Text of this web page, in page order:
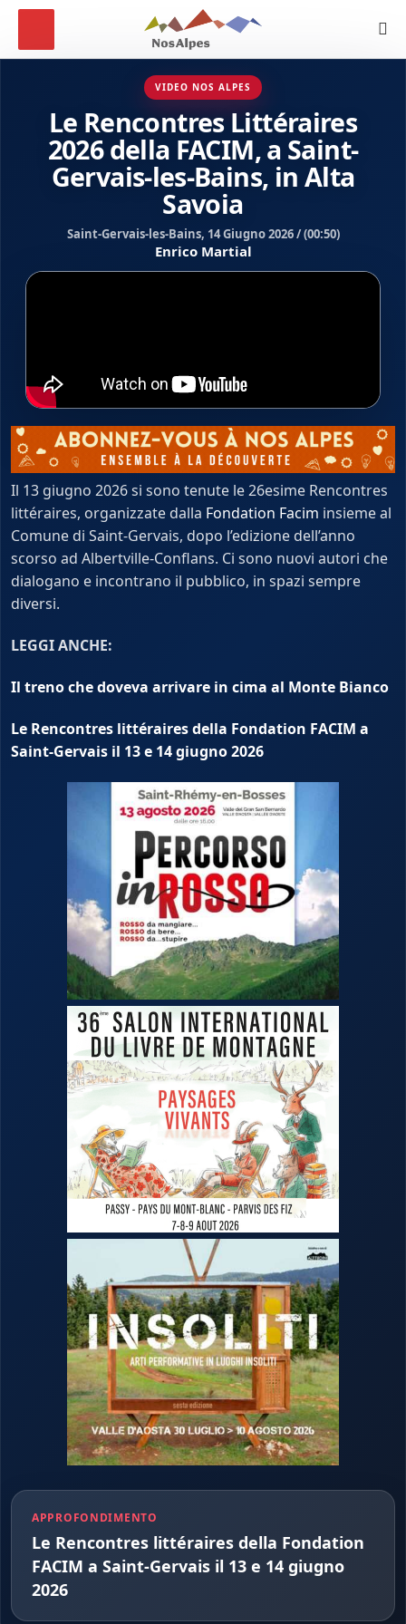
VIDEO NOS ALPES
Le Rencontres Littéraires
2026 della FACIM, a Saint-
Gervais-les-Bains, in Alta
Savoia
Saint-Gervais-les-Bains, 14 Giugno 2026 / (00:50)
Enrico Martial
Il 13 giugno 2026 si sono tenute le 26esime Rencontres
littéraires, organizzate dalla Fondation Facim insieme al
Comune di Saint-Gervais, dopo l’edizione dell’anno
scorso ad Albertville-Conflans. Ci sono nuovi autori che
dialogano e incontrano il pubblico, in spazi sempre
diversi.
LEGGI ANCHE:
Il treno che doveva arrivare in cima al Monte Bianco
Le Rencontres littéraires della Fondation FACIM a
Saint-Gervais il 13 e 14 giugno 2026
APPROFONDIMENTO
Le Rencontres littéraires della Fondation
FACIM a Saint-Gervais il 13 e 14 giugno
2026